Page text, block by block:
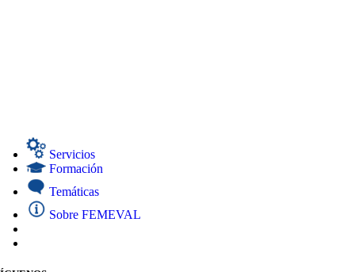
Servicios
Formación
Temáticas
Sobre FEMEVAL